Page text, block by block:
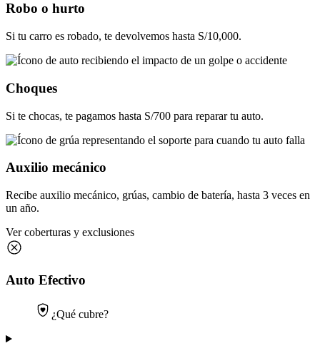
Robo o hurto
Si tu carro es robado, te devolvemos hasta S/10,000.
Choques
Si te chocas, te pagamos hasta S/700 para reparar tu auto.
Auxilio mecánico
Recibe auxilio mecánico, grúas, cambio de batería, hasta 3 veces en
un año.
Ver coberturas y exclusiones
Auto Efectivo
¿Qué cubre?